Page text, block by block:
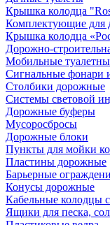
Крышка колодца
Комплектующие для
Крышка колодца
Дорожно-
Мобильные
Сигнальные фонари
Столбики дорожные
Системы световой
Дорожные буферы
Мусоросбросы
Дорожные блоки
Пункты для мойки
Пластины дорожные
Барьерные
Конусы дорожные
Кабельные колодцы
Ящики для песка,